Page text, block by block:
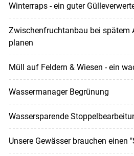
Winterraps - ein guter
Zwischenfruchtanbau bei spätem
planen
Müll auf Feldern & Wiesen - ein
Wassermanager Begrünung
Wassersparende
Unsere Gewässer brauchen einen